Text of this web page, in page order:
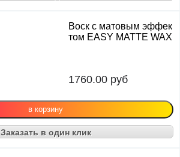
Воск с матовым эффек
том EASY MATTE WAX
1760.00 руб
Заказать в один клик